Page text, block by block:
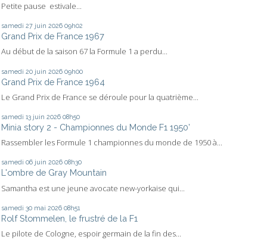
Petite pause estivale...
samedi 27 juin 2026 09h02
Grand Prix de France 1967
Au début de la saison 67 la Formule 1 a perdu...
samedi 20 juin 2026 09h00
Grand Prix de France 1964
Le Grand Prix de France se déroule pour la quatrième...
samedi 13 juin 2026 08h50
Minia story 2 - Championnes du Monde F1 1950’
Rassembler les Formule 1 championnes du monde de 1950 à...
samedi 06 juin 2026 08h30
L'ombre de Gray Mountain
Samantha est une jeune avocate new-yorkaise qui...
samedi 30 mai 2026 08h51
Rolf Stommelen, le frustré de la F1
Le pilote de Cologne, espoir germain de la fin des...